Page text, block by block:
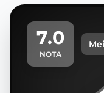
7.0
NOTA